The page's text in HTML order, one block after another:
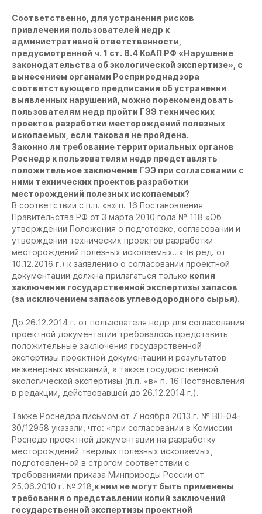
Соответственно, для устранения рисков
привлечения пользователей недр к
административной ответственности,
предусмотренной ч. 1 ст. 8.4 КоАП РФ «Нарушение
законодательства об экологической экспертизе», с
вынесением органами Росприроднадзора
соответствующего предписания об устранении
выявленных нарушений, можно порекомендовать
пользователям недр пройти ГЭЭ технических
проектов разработки месторождений полезных
ископаемых, если таковая не пройдена.
Законно ли требование территориальных органов
Роснедр к пользователям недр представлять
положительное заключение ГЭЭ при согласовании с
ними технических проектов разработки
месторождений полезных ископаемых?
В соответствии с п.п. «в» п. 16 Постановления
Правительства РФ от 3 марта 2010 года № 118 «Об
утверждении Положения о подготовке, согласовании и
утверждении технических проектов разработки
месторождений полезных ископаемых…» (в ред. от
10.12.2016 г.) к заявлению о согласовании проектной
документации должна прилагаться только копия
заключения государственной экспертизы запасов
(за исключением запасов углеводородного сырья).
До 26.12.2014 г. от пользователя недр для согласования
проектной документации требовалось представить
положительные заключения государственной
экспертизы проектной документации и результатов
инженерных изысканий, а также государственной
экологической экспертизы (п.п. «в» п. 16 Постановления
в редакции, действовавшей до 26.12.2014 г.).
Также Роснедра письмом от 7 ноября 2013 г. № ВП-04-
30/12958 указали, что: «при согласовании в Комиссии
Роснедр проектной документации на разработку
месторождений твердых полезных ископаемых,
подготовленной в строгом соответствии с
требованиями приказа Минприроды России от
25.06.2010 г. № 218, к ним не могут быть применены
требования о представлении копий заключений
государственной экспертизы проектной